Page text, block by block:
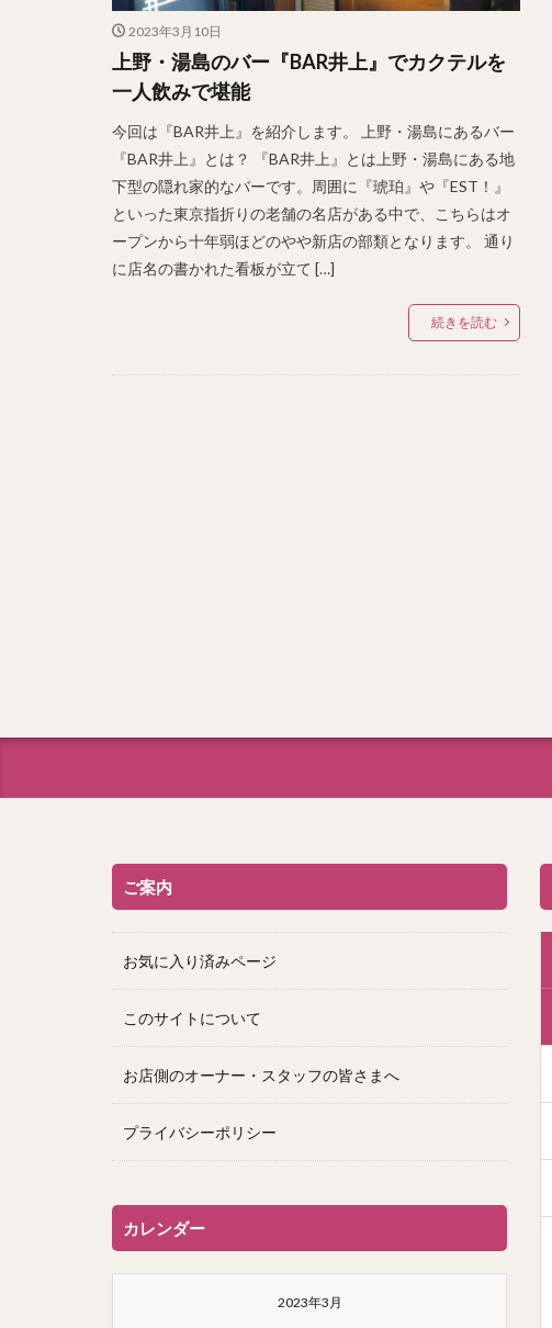
2023年3月10日
上野・湯島のバー『BAR井上』でカクテルを
一人飲みで堪能
今回は『BAR井上』を紹介します。 上野・湯島にあるバー
『BAR井上』とは？ 『BAR井上』とは上野・湯島にある地
下型の隠れ家的なバーです。周囲に『琥珀』や『EST！』
といった東京指折りの老舗の名店がある中で、こちらはオ
ープンから十年弱ほどのやや新店の部類となります。 通り
に店名の書かれた看板が立て […]
続きを読む
ご案内
お気に入り済みページ
このサイトについて
お店側のオーナー・スタッフの皆さまへ
プライバシーポリシー
カレンダー
2023年3月